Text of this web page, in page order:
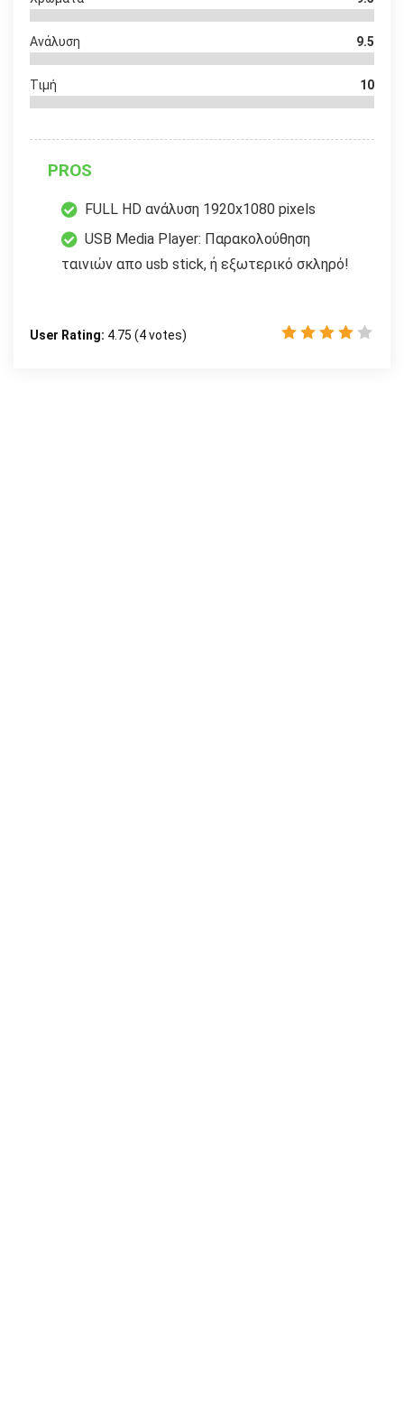
Ανάλυση 9.5
Τιμή 10
PROS
FULL HD ανάλυση 1920x1080 pixels
USB Media Player: Παρακολούθηση
ταινιών απο usb stick, ή εξωτερικό σκληρό!
User Rating: 4.75 (4votes)